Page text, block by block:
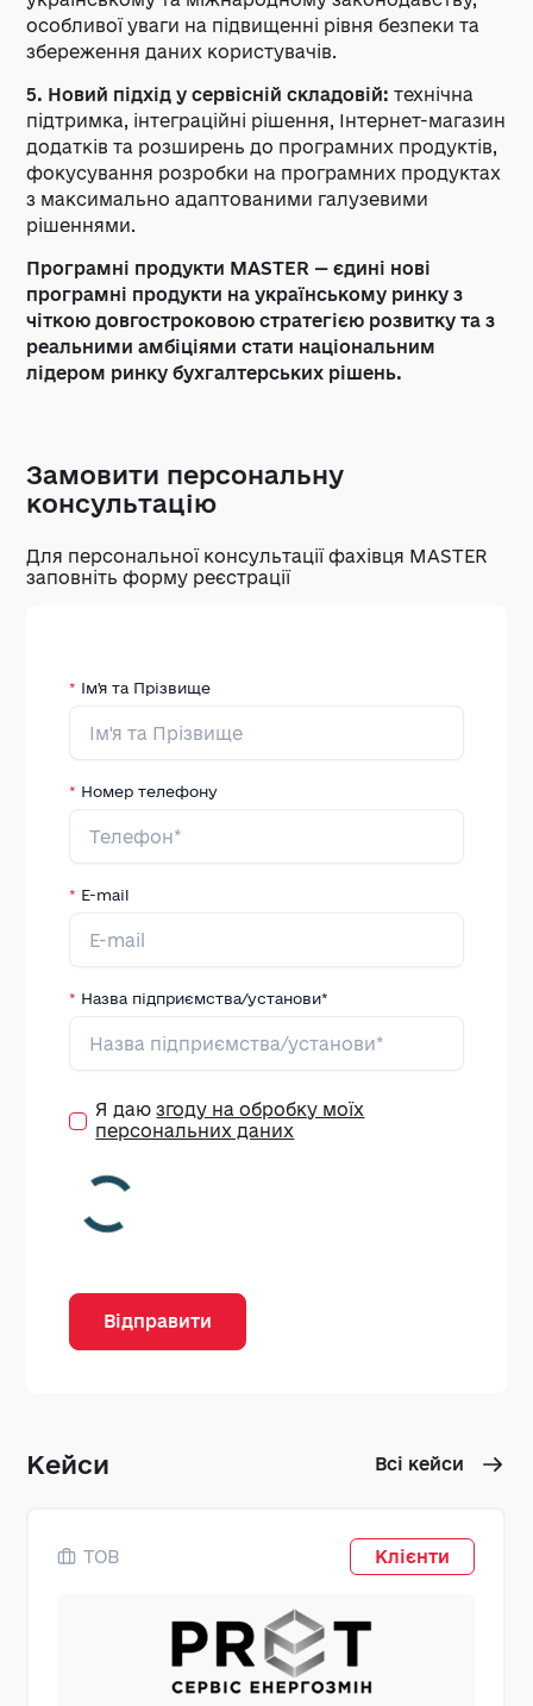
особливої уваги на підвищенні рівня безпеки та
збереження даних користувачів.
5. Новий підхід у сервісній складовій: технічна
підтримка, інтеграційні рішення, Інтернет-магазин
додатків та розширень до програмних продуктів,
фокусування розробки на програмних продуктах
з максимально адаптованими галузевими
рішеннями.
Програмні продукти MASTER — єдині нові
програмні продукти на українському ринку з
чіткою довгостроковою стратегією розвитку та з
реальними амбіціями стати національним
лідером ринку бухгалтерських рішень.
Замовити персональну
консультацію
Для персональної консультації фахівця MASTER
заповніть форму реєстрації
* Ім'я та Прізвище
* Номер телефону
* E-mail
* Назва підприємства/установи*
Я даюзгоду на обробку моїх
персональних даних
Відправити
Кейси Всі кейси
ТОВ Клієнти